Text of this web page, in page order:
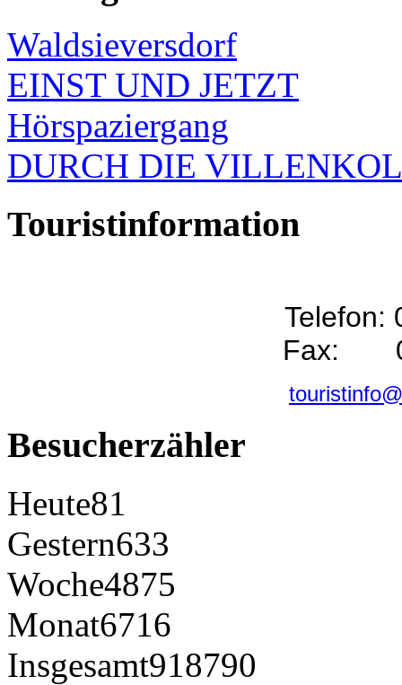
Waldsieversdorf
EINST UND JETZT
Hörspaziergang
DURCH DIE
Touristinformation
Telefon:
Fax:
Besucherzähler
Heute81
Gestern633
Woche4875
Monat6716
Insgesamt918790